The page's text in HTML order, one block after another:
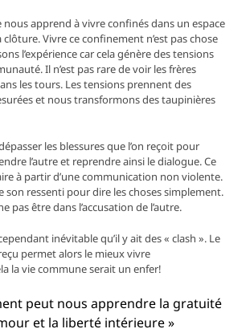
nous apprend à vivre confinés dans un espace
clôture. Vivre ce confinement n’est pas chose
l’expérience car cela génère des tensions
Il n’est pas rare de voir les frères
les tours. Les tensions prennent des
et nous transformons des taupinières
les blessures que l’on reçoit pour
l’autre et reprendre ainsi le dialogue. Ce
à partir d’une communication non violente.
son ressenti pour dire les choses simplement.
pas être dans l’accusation de l’autre.
inévitable qu’il y ait des « clash ». Le
permet alors le mieux vivre
la vie commune serait un enfer!
peut nous apprendre la gratuité
et la liberté intérieure »